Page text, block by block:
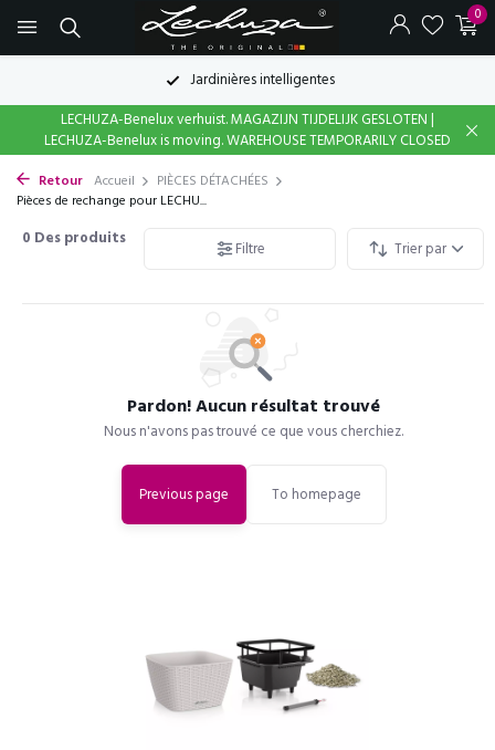
0
Jardinières intelligentes
LECHUZA-Benelux verhuist. MAGAZIJN TIJDELIJK GESLOTEN |
LECHUZA-Benelux is moving. WAREHOUSE TEMPORARILY CLOSED
Retour Accueil
PIÈCES DÉTACHÉES
Pièces de rechange pour LECHU...
0 Des produits Filtre Trier par
Pardon! Aucun résultat trouvé
Nous n'avons pas trouvé ce que vous cherchiez.
Previous page To homepage